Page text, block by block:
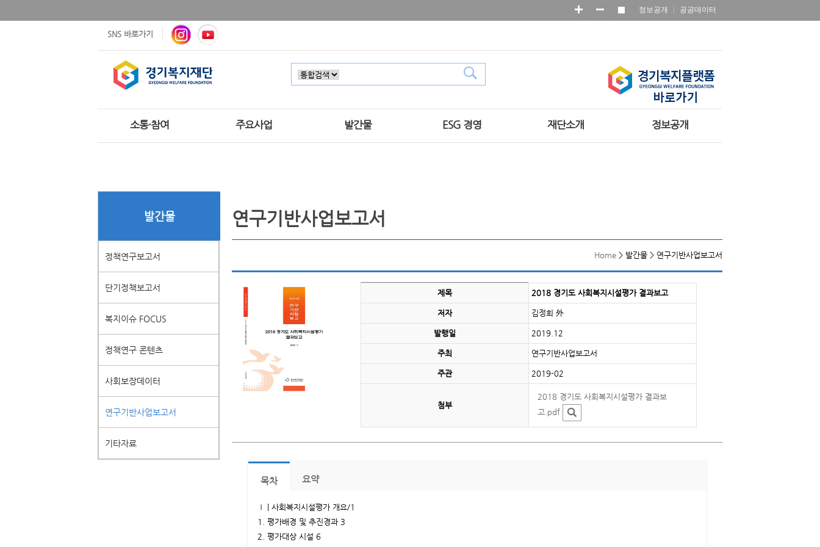
정보공개 공공데이터
SNS 바로가기
소통·참여 주요사업 발간물 ESG 경영 재단소개 정보공개
발간물
정책연구보고서
단기정책보고서
복지이슈 FOCUS
정책연구 콘텐츠
사회보장데이터
연구기반사업보고서
기타자료
연구기반사업보고서
Home > 발간물 > 연구기반사업보고서
제목 2018 경기도 사회복지시설평가 결과보고
저자 김정희 外
발행일 2019.12
주최 연구기반사업보고서
주관 2019-02
첨부
2018 경기도 사회복지시설평가 결과보
고.pdf
목차
Ⅰ | 사회복지시설평가 개요/1
1. 평가배경 및 추진경과 3
2. 평가대상 시설 6
요약